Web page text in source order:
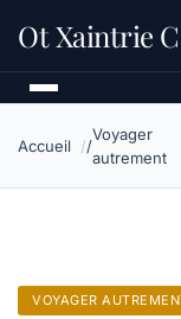
Ot Xaintrie
Accueil
Voyager
autrement
VOYAGER